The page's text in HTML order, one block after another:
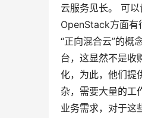
云服务见长。 可以
OpenStack方面有
“正向混合云”的概
台，这显然不是收
化，为此，他们提
杂，需要大量的工
业务需求，对于这